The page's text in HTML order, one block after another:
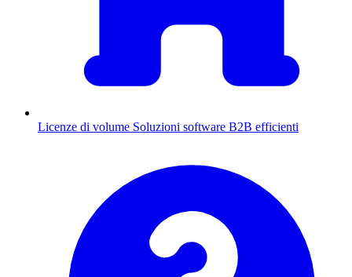
Licenze di volume Soluzioni software B2B efficienti